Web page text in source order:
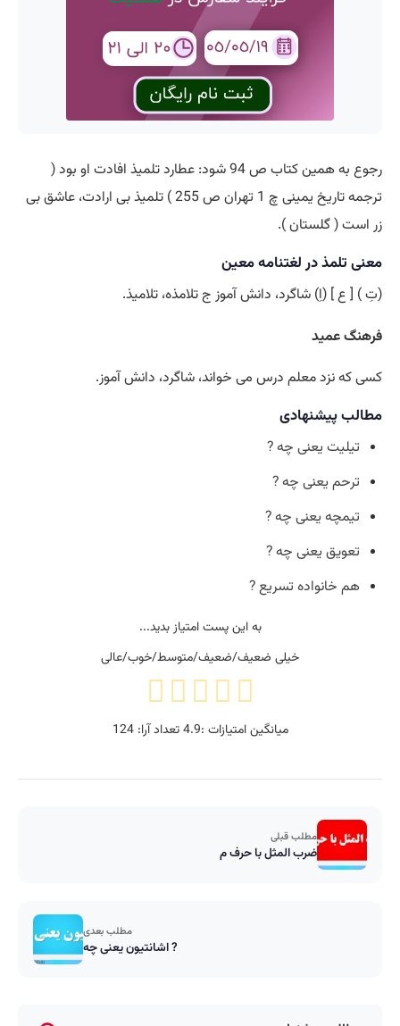
رجوع به همین کتاب ص 94 شود: عطارد تلمیذ افادت او بود (
ترجمه تاریخ یمینی چ 1 تهران ص 255 ) تلمیذ بی ارادت، عاشق بی
زر است ( گلستان ).
معنی تلمذ در لغتنامه معین
(تِ ) [ ع ] (اِ) شاگرد، دانش آموز ج تلامذه، تلامیذ.
فرهنگ عمید
کسی که نزد معلم درس می خواند، شاگرد، دانش آموز.
مطالب پیشنهادی
تیلیت یعنی چه ?
ترحم یعنی چه ?
تیمچه یعنی چه ?
تعویق یعنی چه ?
هم خانواده تسریع ?
به این پست امتیاز بدید...
خیلی ضعیف/ضعیف/متوسط/خوب/عالی
میانگین امتیازات :4.9تعداد آرا:124
مطلب قبلی
ضرب المثل با حرف م
مطلب بعدی
اشانتیون یعنی چه ?